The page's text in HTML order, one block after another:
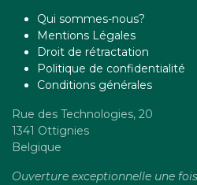
Qui sommes-nous?
Mentions Légales
Droit de rétractation
Politique de confidentialité
Conditions générales
Rue des Technologies, 20
1341 Ottignies
Belgique
Ouverture exceptionnelle une